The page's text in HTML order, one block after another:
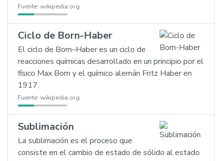
Fuente: wikipedia.org
Ciclo de Born-Haber
El ciclo de Born–Haber es un ciclo de
reacciones químicas desarrollado en un principio por el
físico Max Born y el químico alemán Fritz Haber en
1917.
Fuente: wikipedia.org
Sublimación
La sublimación es el proceso que
consiste en el cambio de estado de sólido al estado